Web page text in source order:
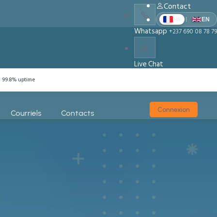
Contact
| EN
Whatsapp +237 690 08 78 79
Live Chat
99.8% uptime
Courriels Contacts Connexion